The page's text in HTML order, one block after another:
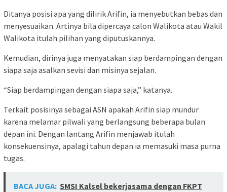
Ditanya posisi apa yang dilirik Arifin, ia menyebutkan bebas dan
menyesuaikan. Artinya bila dipercaya calon Walikota atau Wakil
Walikota itulah pilihan yang diputuskannya.
Kemudian, dirinya juga menyatakan siap berdampingan dengan
siapa saja asalkan sevisi dan misinya sejalan.
“Siap berdampingan dengan siapa saja,” katanya.
Terkait posisinya sebagai ASN apakah Arifin siap mundur
karena melamar pilwali yang berlangsung beberapa bulan
depan ini. Dengan lantang Arifin menjawab itulah
konsekuensinya, apalagi tahun depan ia memasuki masa purna
tugas.
BACA JUGA: SMSI Kalsel bekerjasama dengan FKPT